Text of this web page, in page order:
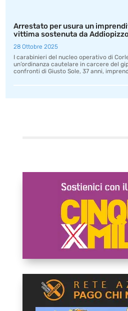
Arrestato per usura un
vittima sostenuta da
28 Ottobre 2025
I carabinieri del nucleo operativo di
un’ordinanza cautelare in carcere del
confronti di Giusto Sole, 37 anni,